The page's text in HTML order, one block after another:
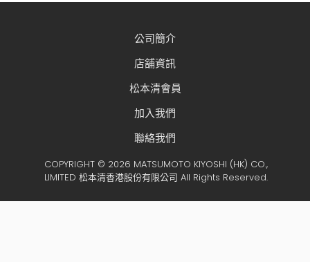
公司簡介
店舖資訊
松本清會員
加入我們
聯絡我們
COPYRIGHT © 2026 MATSUMOTO KIYOSHI (HK) CO.,
LIMITED 松本清香港股份有限公司 All Rights Reserved.